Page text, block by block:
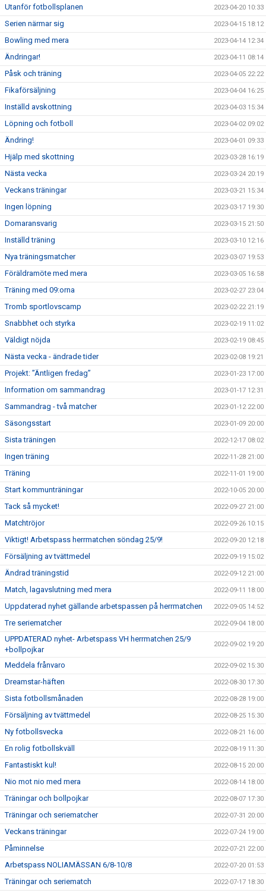
Utanför fotbollsplanen 2023-04-20 10:33
Serien närmar sig 2023-04-15 18:12
Bowling med mera 2023-04-14 12:34
Ändringar! 2023-04-11 08:14
Påsk och träning 2023-04-05 22:22
Fikaförsäljning 2023-04-04 16:25
Inställd avskottning 2023-04-03 15:34
Löpning och fotboll 2023-04-02 09:02
Ändring! 2023-04-01 09:33
Hjälp med skottning 2023-03-28 16:19
Nästa vecka 2023-03-24 20:19
Veckans träningar 2023-03-21 15:34
Ingen löpning 2023-03-17 19:30
Domaransvarig 2023-03-15 21:50
Inställd träning 2023-03-10 12:16
Nya träningsmatcher 2023-03-07 19:53
Föräldramöte med mera 2023-03-05 16:58
Träning med 09:orna 2023-02-27 23:04
Tromb sportlovscamp 2023-02-22 21:19
Snabbhet och styrka 2023-02-19 11:02
Väldigt nöjda 2023-02-19 08:45
Nästa vecka - ändrade tider 2023-02-08 19:21
Projekt: ”Äntligen fredag” 2023-01-23 17:00
Information om sammandrag 2023-01-17 12:31
Sammandrag - två matcher 2023-01-12 22:00
Säsongsstart 2023-01-09 20:00
Sista träningen 2022-12-17 08:02
Ingen träning 2022-11-28 21:00
Träning 2022-11-01 19:00
Start kommunträningar 2022-10-05 20:00
Tack så mycket! 2022-09-27 21:00
Matchtröjor 2022-09-26 10:15
Viktigt! Arbetspass herrmatchen söndag 25/9! 2022-09-20 12:18
Försäljning av tvättmedel 2022-09-19 15:02
Ändrad träningstid 2022-09-12 21:00
Match, lagavslutning med mera 2022-09-11 18:00
Uppdaterad nyhet gällande arbetspassen på herrmatchen 2022-09-05 14:52
Tre seriematcher 2022-09-04 18:00
UPPDATERAD nyhet- Arbetspass VH herrmatchen 25/9
+bollpojkar
2022-09-02 19:20
Meddela frånvaro 2022-09-02 15:30
Dreamstar-häften 2022-08-30 17:30
Sista fotbollsmånaden 2022-08-28 19:00
Försäljning av tvättmedel 2022-08-25 15:30
Ny fotbollsvecka 2022-08-21 16:00
En rolig fotbollskväll 2022-08-19 11:30
Fantastiskt kul! 2022-08-15 20:00
Nio mot nio med mera 2022-08-14 18:00
Träningar och bollpojkar 2022-08-07 17:30
Träningar och seriematcher 2022-07-31 20:00
Veckans träningar 2022-07-24 19:00
Påminnelse 2022-07-21 22:00
Arbetspass NOLIAMÄSSAN 6/8-10/8 2022-07-20 01:53
Träningar och seriematch 2022-07-17 18:30